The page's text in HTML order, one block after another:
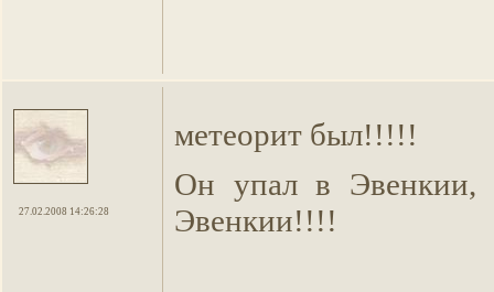
27.02.2008 14:26:28
метеорит был!!!!!
Он упал в
Эвенкии!!!!